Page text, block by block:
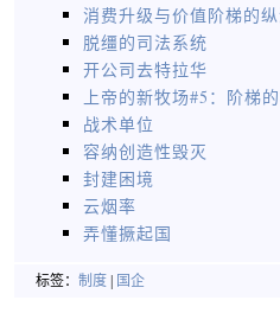
消费升级与价值阶梯的
脱缰的司法系统
开公司去特拉华
上帝的新牧场#5：阶梯
战术单位
容纳创造性毁灭
封建困境
云烟率
弄懂撅起国
标签： 制度 国企